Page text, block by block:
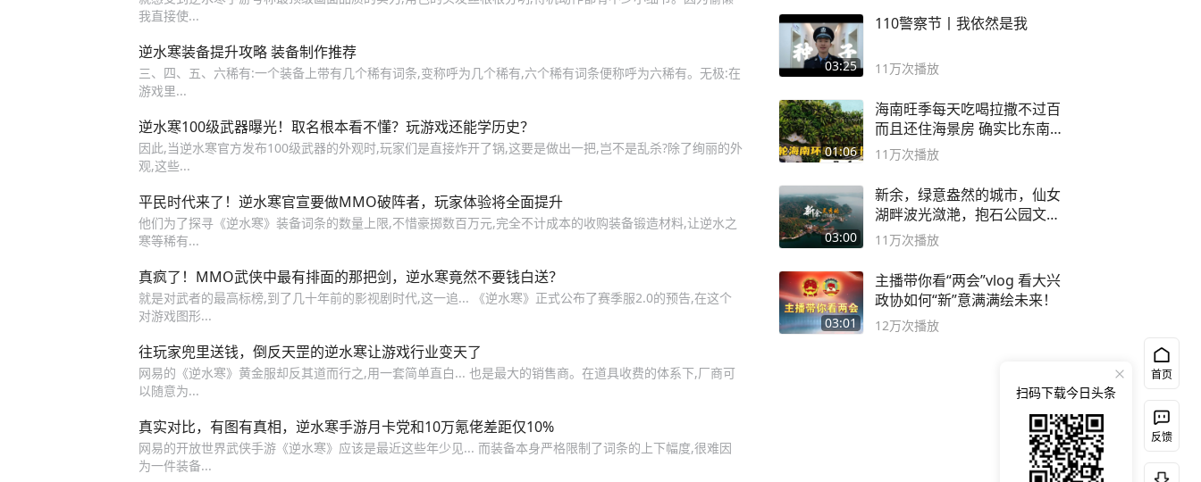
我直接使...
逆水寒装备提升攻略 装备制作推荐
三、四、五、六稀有:一个装备上带有几个稀有词条,变称呼为几个稀有,六个稀有词条便称呼为六稀有。无极:在
游戏里...
逆水寒100级武器曝光！取名根本看不懂？玩游戏还能学历史？
因此,当逆水寒官方发布100级武器的外观时,玩家们是直接炸开了锅,这要是做出一把,岂不是乱杀?除了绚丽的外
观,这些...
平民时代来了！逆水寒官宣要做MMO破阵者，玩家体验将全面提升
他们为了探寻《逆水寒》装备词条的数量上限,不惜豪掷数百万元,完全不计成本的收购装备锻造材料,让逆水之
寒等稀有...
真疯了！MMO武侠中最有排面的那把剑，逆水寒竟然不要钱白送？
就是对武者的最高标榜,到了几十年前的影视剧时代,这一追... 《逆水寒》正式公布了赛季服2.0的预告,在这个
对游戏图形...
往玩家兜里送钱，倒反天罡的逆水寒让游戏行业变天了
网易的《逆水寒》黄金服却反其道而行之,用一套简单直白... 也是最大的销售商。在道具收费的体系下,厂商可
以随意为...
真实对比，有图有真相，逆水寒手游月卡党和10万氪佬差距仅10%
网易的开放世界武侠手游《逆水寒》应该是最近这些年少见... 而装备本身严格限制了词条的上下幅度,很难因
为一件装备...
03:25
110警察节丨我依然是我
11万次播放
01:06
海南旺季每天吃喝拉撒不过百
而且还住海景房 确实比东南
亚合适
11万次播放
03:00
新余，绿意盎然的城市，仙女
湖畔波光潋滟，抱石公园文化
深邃……
11万次播放
03:01
主播带你看“两会”vlog 看大兴
政协如何“新”意满满绘未来！
12万次播放
首页
反馈
扫码下载今日头条